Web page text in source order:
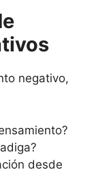
negativo,
desde